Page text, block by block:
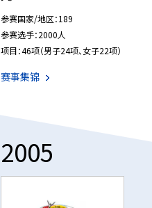
参赛国家/地区：189
参赛选手：2000人
项目：46项（男子24项、女子22项）
赛事集锦
2005